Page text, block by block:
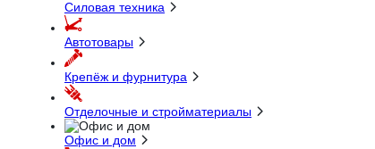
Силовая техника
Автотовары
Крепёж и фурнитура
Отделочные и стройматериалы
Офис и дом